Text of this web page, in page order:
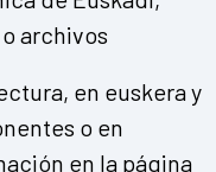
archivos
en euskera y
o en
en la página